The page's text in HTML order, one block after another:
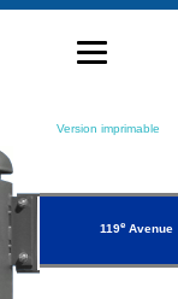
Version imprimable
119eAvenue